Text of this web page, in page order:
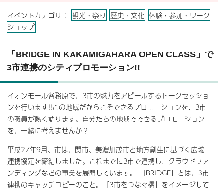
イベントカテゴリ： 観光・祭り 歴史・文化 体験・参加・ワーク
ショップ
「BRIDGE IN KAKAMIGAHARA OPEN CLASS」で
3市連携のシティプロモーション!!
イオンモール各務原で、3市の魅力をアピールするトークセッショ
ンを行います!!この地域だからこそできるプロモーションを、3市
の職員が熱く語ります。自分たちの地域でできるプロモーション
を、一緒に考えませんか？
平成27年9月、市は、関市、美濃加茂市と地方創生に基づく広域
連携協定を締結しました。これまでに3市で連携し、クラウドファ
ンディングなどの事業を展開しています。 「BRIDGE」とは、3市
連携のキャッチコピーのこと。「3市をつなぐ橋」をイメージして